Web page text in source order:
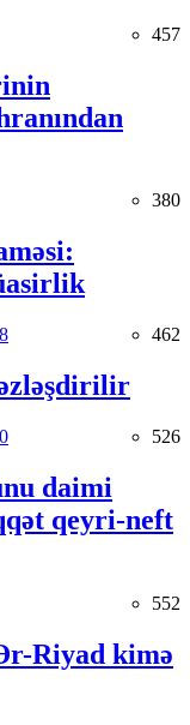
457
380
462
526
daimi
qeyri-neft
552
Riyad kimə